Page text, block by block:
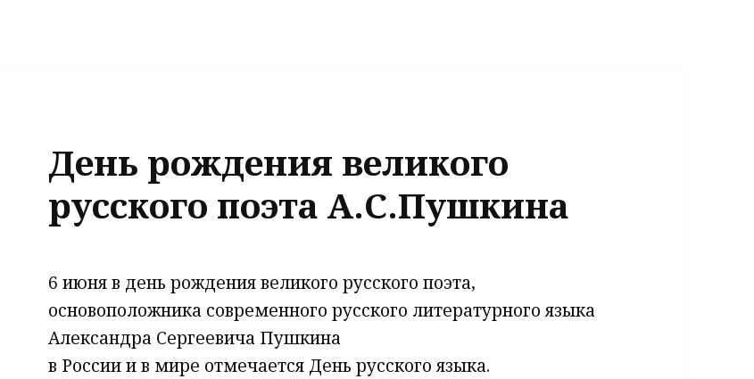
День рождения великого
русского поэта А.С.Пушкина
6 июня в день рождения великого русского поэта,
основоположника современного русского литературного языка
Александра Сергеевича Пушкина
в России и в мире отмечается День русского языка.